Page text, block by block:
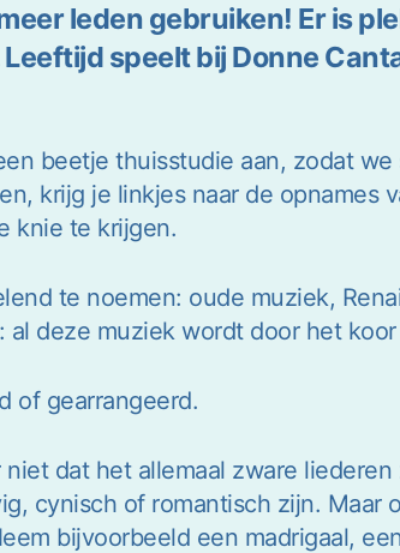
leden gebruiken! Er is
speelt bij Donne
beetje thuisstudie aan, zodat we
krijg je linkjes naar de opnames
knie te krijgen.
te noemen: oude muziek,
deze muziek wordt door het
of gearrangeerd.
dat het allemaal zware liederen
cynisch of romantisch zijn. Maar
bijvoorbeeld een madrigaal,